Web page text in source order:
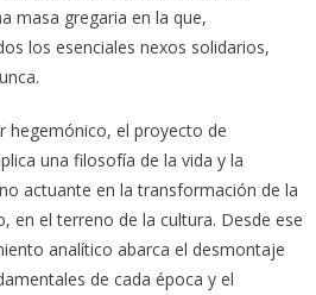
masa gregaria en la que,
los esenciales nexos solidarios,
hegemónico, el proyecto de
una filosofía de la vida y la
actuante en la transformación de la
en el terreno de la cultura. Desde ese
analítico abarca el desmontaje
de cada época y el